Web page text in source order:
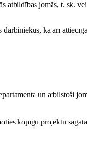
atbildības jomās, t. sk.
kā arī
un atbilstoši
kopīgu projektu